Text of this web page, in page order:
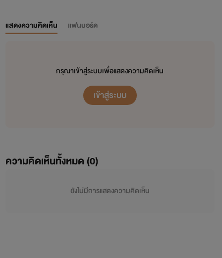
แสดงความคิดเห็น แฟนบอร์ด
กรุณาเข้าสู่ระบบเพื่อแสดงความคิดเห็น
เข้าสู่ระบบ
ความคิดเห็นทั้งหมด (0)
ยังไม่มีการแสดงความคิดเห็น